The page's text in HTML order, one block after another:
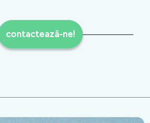
contactează-ne!